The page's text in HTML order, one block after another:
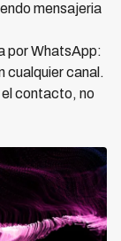
mensajeria
por WhatsApp:
cualquier canal.
contacto, no